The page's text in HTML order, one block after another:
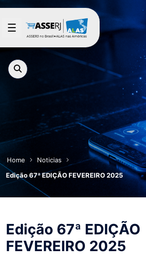
Saltar al contenido principal
Home
Noticias
Edição 67ª EDIÇÃO FEVEREIRO 2025
Edição 67ª EDIÇÃO
FEVEREIRO 2025